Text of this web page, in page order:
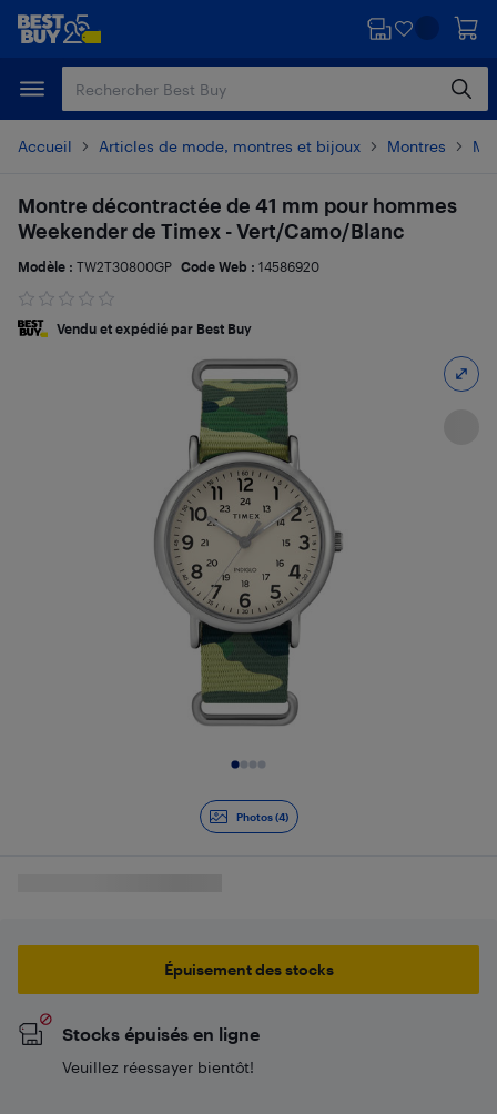
Passer
principal
Passer
Accueil Articles de mode, montres et bijoux Montres
Photos (4)
Montre décontractée de 41 mm pour hommes
Weekender de Timex - Vert/Camo/Blanc
Modèle : TW2T30800GP Code Web : 14586920
Vendu et expédié par Best Buy
Épuisement des stocks
Stocks épuisés en ligne
Veuillez réessayer bientôt!